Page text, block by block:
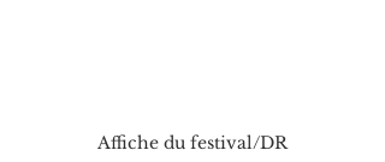
Affiche du festival/DR